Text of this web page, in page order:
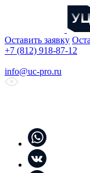
Оставить заявку
+7 (812) 918-87-12
info@uc-pro.ru